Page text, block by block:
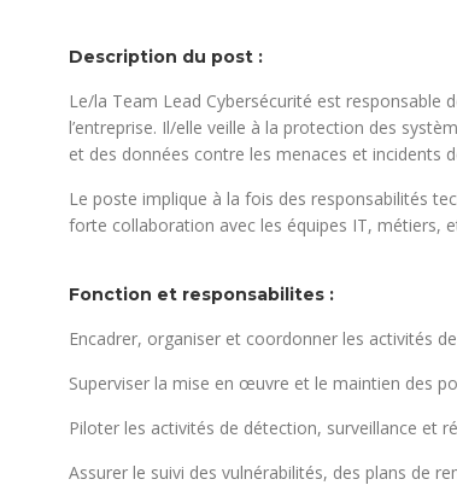
Description du post :
Le/la Team Lead Cybersécurité est responsable
l’entreprise. Il/elle veille à la protection des
et des données contre les menaces et incidents
Le poste implique à la fois des responsabilités
forte collaboration avec les équipes IT, métiers,
Fonction et responsabilites :
Encadrer, organiser et coordonner les activités
Superviser la mise en œuvre et le maintien des
Piloter les activités de détection, surveillance et
Assurer le suivi des vulnérabilités, des plans de